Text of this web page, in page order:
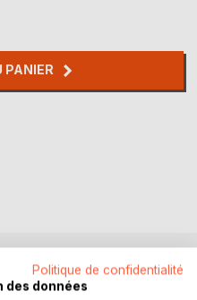
PANIER
Politique de confidentialité
des données